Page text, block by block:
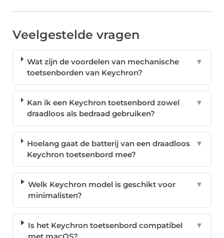
Veelgestelde vragen
Wat zijn de voordelen van mechanische
toetsenborden van Keychron?
▼
Kan ik een Keychron toetsenbord zowel
draadloos als bedraad gebruiken?
▼
Hoelang gaat de batterij van een draadloos
Keychron toetsenbord mee?
▼
Welk Keychron model is geschikt voor
minimalisten?
▼
Is het Keychron toetsenbord compatibel
▼